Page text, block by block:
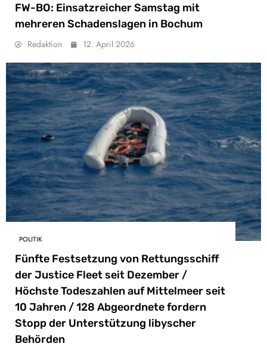
FW-BO: Einsatzreicher Samstag mit
mehreren Schadenslagen in Bochum
Redaktion 12. April 2026
POLITIK
Fünfte Festsetzung von Rettungsschiff
der Justice Fleet seit Dezember /
Höchste Todeszahlen auf Mittelmeer seit
10 Jahren / 128 Abgeordnete fordern
Stopp der Unterstützung libyscher
Behörden